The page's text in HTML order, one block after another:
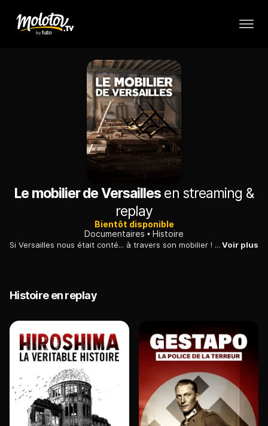
Le mobilier de Versailles en streaming &
replay
Bientôt disponible
Documentaires
Histoire
Si Versailles nous était conté... à travers son mobilier ! Ce documentaire aux techniques novatrices vous invite à un voyage unique au temps de la monarchie à travers de somptueuses créations. Voir plus
Histoire en replay